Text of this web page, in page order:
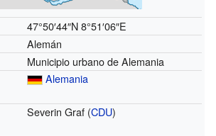
47°50′44″N 8°51′06″E
Alemán
Municipio urbano de Alemania
Alemania
Severin Graf (CDU)